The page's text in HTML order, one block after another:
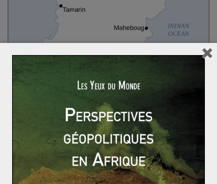
ASIE ET OCÉANIE OCÉAN INDIEN
INT EXT 0 Comments
Les océans montent, la géopolitique
bascule et les naïfs reculent (1/3)
Ce serait prendre l’écume de l’événement pour la
profondeur du courant, et confondre le fracas apparent
d’une séquence diplomatique avec